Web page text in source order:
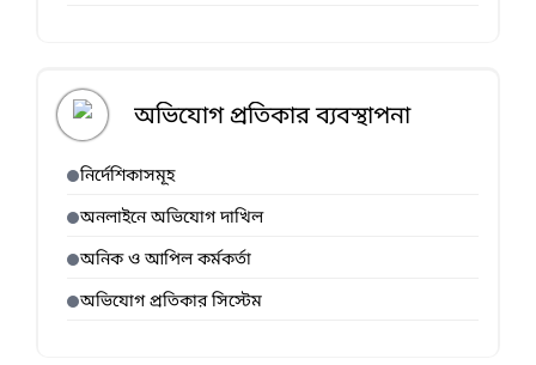
অভিযোগ প্রতিকার ব্যবস্থাপনা
নির্দেশিকাসমূহ
অনলাইনে অভিযোগ দাখিল
অনিক ও আপিল কর্মকর্তা
অভিযোগ প্রতিকার সিস্টেম